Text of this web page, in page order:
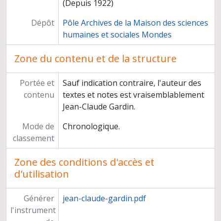
(Depuis 1922)
Dépôt
Pôle Archives de la Maison des sciences
humaines et sociales Mondes
Zone du contenu et de la structure
Portée et
contenu
Sauf indication contraire, l'auteur des
textes et notes est vraisemblablement
Jean-Claude Gardin.
Mode de
classement
Chronologique.
Zone des conditions d'accès et
d'utilisation
Générer
l'instrument
jean-claude-gardin.pdf